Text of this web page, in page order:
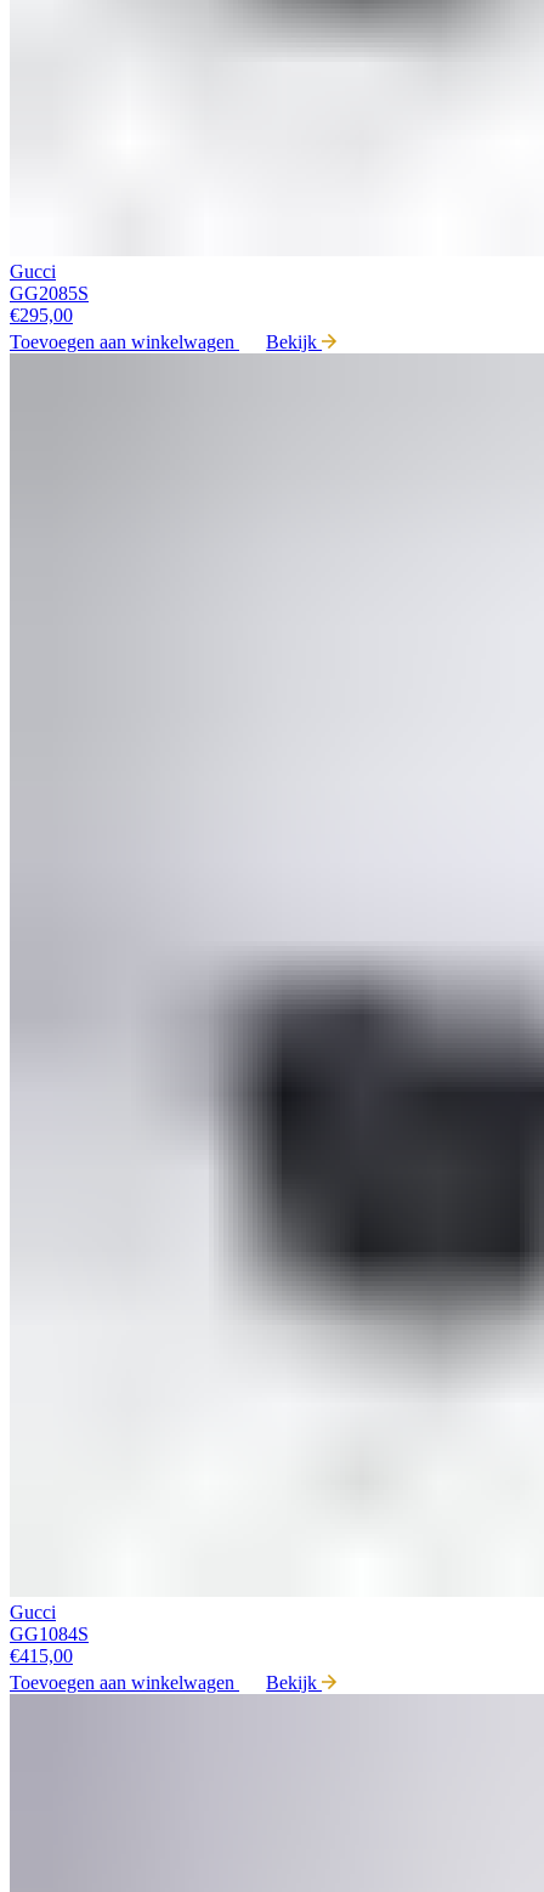
Gucci
GG2085S
€295,00
Toevoegen aan winkelwagen
Bekijk
Gucci
GG1084S
€415,00
Toevoegen aan winkelwagen
Bekijk